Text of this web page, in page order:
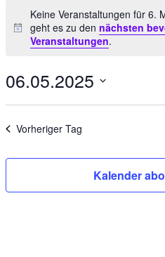
6.Hinweis
Keine Veranstaltungen für 6.
geht es zu dennächsten
Veranstaltungen.
06.05.2025
Vorheriger Tag
Kalender